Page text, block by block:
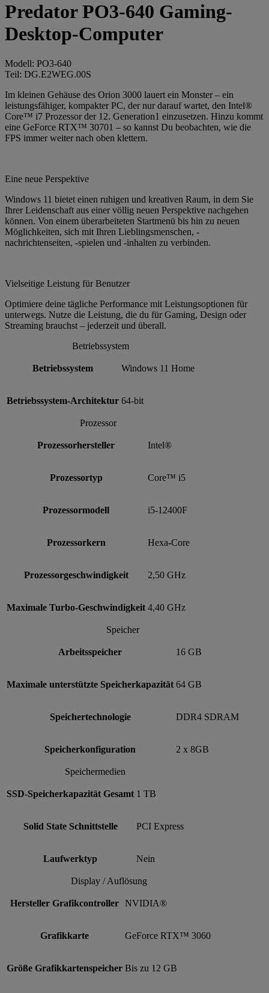
Predator PO3-640 Gaming-
Desktop-Computer
Modell: PO3-640
Teil: DG.E2WEG.00S
Im kleinen Gehäuse des Orion 3000 lauert ein Monster – ein
leistungsfähiger, kompakter PC, der nur darauf wartet, den Intel®
Core™ i7 Prozessor der 12. Generation1 einzusetzen. Hinzu kommt
eine GeForce RTX™ 30701 – so kannst Du beobachten, wie die
FPS immer weiter nach oben klettern.
Eine neue Perspektive
Windows 11 bietet einen ruhigen und kreativen Raum, in dem Sie
Ihrer Leidenschaft aus einer völlig neuen Perspektive nachgehen
können. Von einem überarbeiteten Startmenü bis hin zu neuen
Möglichkeiten, sich mit Ihren Lieblingsmenschen, -
nachrichtenseiten, -spielen und -inhalten zu verbinden.
Vielseitige Leistung für Benutzer
Optimiere deine tägliche Performance mit Leistungsoptionen für
unterwegs. Nutze die Leistung, die du für Gaming, Design oder
Streaming brauchst – jederzeit und überall.
Betriebssystem
Betriebssystem Windows 11 Home
Betriebssystem-Architektur 64-bit
Prozessor
Prozessorhersteller Intel®
Prozessortyp Core™ i5
Prozessormodell i5-12400F
Prozessorkern Hexa-Core
Prozessorgeschwindigkeit 2,50 GHz
Maximale Turbo-Geschwindigkeit 4,40 GHz
Speicher
Arbeitsspeicher 16 GB
Maximale unterstützte Speicherkapazität 64 GB
Speichertechnologie DDR4 SDRAM
Speicherkonfiguration 2 x 8GB
Speichermedien
SSD-Speicherkapazität Gesamt 1 TB
Solid State Schnittstelle PCI Express
Laufwerktyp Nein
Display / Auflösung
Hersteller Grafikcontroller NVIDIA®
Grafikkarte GeForce RTX™ 3060
Größe Grafikkartenspeicher Bis zu 12 GB